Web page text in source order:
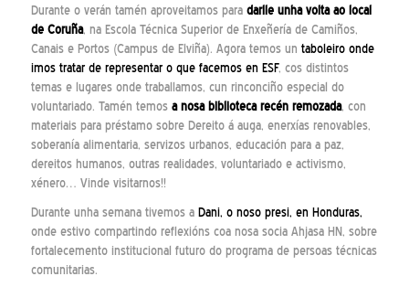
Durante o verán tamén aproveitamos para darlle unha volta ao local
de Coruña, na Escola Técnica Superior de Enxeñería de Camiños,
Canais e Portos (Campus de Elviña). Agora temos un taboleiro onde
imos tratar de representar o que facemos en ESF, cos distintos
temas e lugares onde traballamos, cun rinconciño especial do
voluntariado. Tamén temos a nosa biblioteca recén remozada, con
materiais para préstamo sobre Dereito á auga, enerxías renovables,
soberanía alimentaria, servizos urbanos, educación para a paz,
dereitos humanos, outras realidades, voluntariado e activismo,
xénero… Vinde visitarnos!!
Durante unha semana tivemos a Dani, o noso presi, en Honduras,
onde estivo compartindo reflexións coa nosa socia Ahjasa HN, sobre
fortalecemento institucional futuro do programa de persoas técnicas
comunitarias.